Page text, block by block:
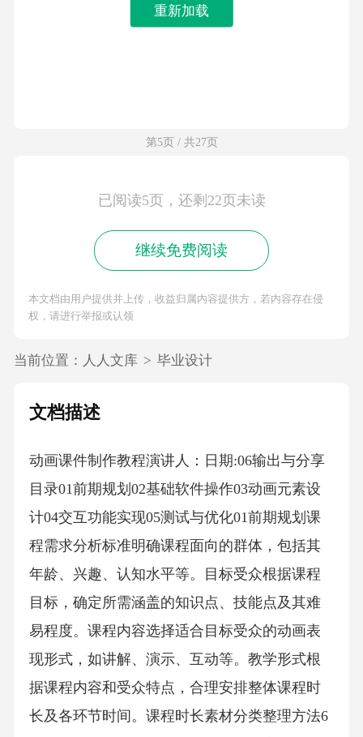
重新加载
第5页 / 共27页
已阅读5页，还剩22页未读
继续免费阅读
本文档由用户提供并上传，收益归属内容提供方，若内容存在侵
权，请进行举报或认领
当前位置： 人人文库 > 毕业设计
文档描述
动画课件制作教程演讲人：日期:06输出与分享
目录01前期规划02基础软件操作03动画元素设
计04交互功能实现05测试与优化01前期规划课
程需求分析标准明确课程面向的群体，包括其
年龄、兴趣、认知水平等。目标受众根据课程
目标，确定所需涵盖的知识点、技能点及其难
易程度。课程内容选择适合目标受众的动画表
现形式，如讲解、演示、互动等。教学形式根
据课程内容和受众特点，合理安排整体课程时
长及各环节时间。课程时长素材分类整理方法6